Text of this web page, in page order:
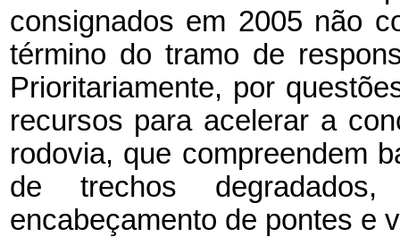
consignados em 2005 não
término do tramo de
Prioritariamente, por
recursos para acelerar a
rodovia, que compreendem
de trechos
encabeçamento de pontes e